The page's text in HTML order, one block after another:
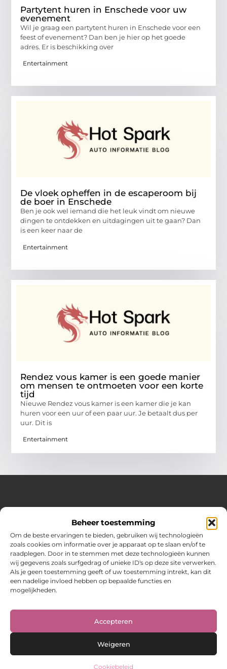
Beheer toestemming
Om de beste ervaringen te bieden, gebruiken wij technologieën
zoals cookies om informatie over je apparaat op te slaan en/of te
raadplegen. Door in te stemmen met deze technologieën kunnen
wij gegevens zoals surfgedrag of unieke ID's op deze site verwerken.
Als je geen toestemming geeft of uw toestemming intrekt, kan dit
een nadelige invloed hebben op bepaalde functies en
mogelijkheden.
Accepteren
Weigeren
Cookiebeleid
Partytent huren in Enschede voor uw
evenement
Wil je graag een partytent huren in Enschede voor een
feest of evenement? Dan ben je hier op het goede
adres. Er is beschikking over
Entertainment
De vloek opheffen in de escaperoom bij
de boer in Enschede
Ben je ook wel iemand die het leuk vindt om nieuwe
dingen te ontdekken en uitdagingen uit te gaan? Dan
is een keer naar de
Entertainment
Rendez vous kamer is een goede manier
om mensen te ontmoeten voor een korte
tijd
Nieuwe Rendez vous kamer is een kamer die je kan
huren voor een uur of een paar uur. Je betaalt dus per
uur. Dit is
Entertainment
Jouw bron voor inspiratie en praktische tips voor het
dagelijks leven.
Verken een gevarieerde selectie blogs en artikelen boordevol
handige adviezen en verrassende inzichten om elke dag
optimaal te benutten.
Bericht categorie